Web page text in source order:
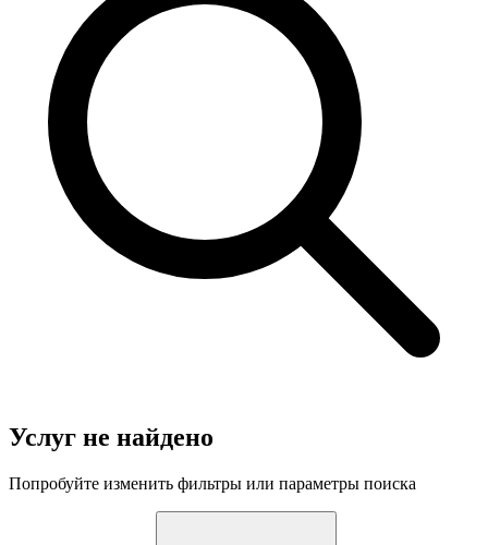
Услуг не найдено
Попробуйте изменить фильтры или параметры поиска